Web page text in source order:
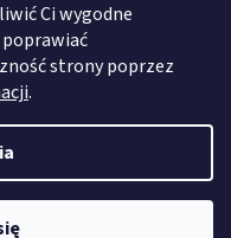
Ci wygodne
strony poprzez
.
a.s.